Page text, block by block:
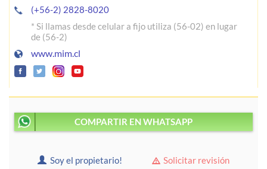
(+56-2) 2828-8020
* Si llamas desde celular a fijo utiliza (56-02) en lugar
de (56-2)
www.mim.cl
COMPARTIR EN WHATSAPP
Soy el propietario!
Solicitar revisión